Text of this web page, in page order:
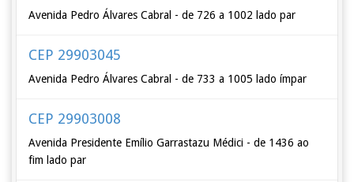
Avenida Pedro Álvares Cabral - de 726 a 1002 lado par
CEP 29903045
Avenida Pedro Álvares Cabral - de 733 a 1005 lado ímpar
CEP 29903008
Avenida Presidente Emílio Garrastazu Médici - de 1436 ao
fim lado par